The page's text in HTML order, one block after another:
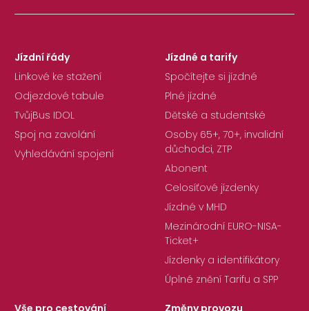
Jízdní řády
Linkové ke stažení
Odjezdové tabule
TvůjBus IDOL
Spoj na zavolání
Vyhledávání spojení
Jízdné a tarify
Spočítejte si jízdné
Plné jízdné
Dětské a studentské
Osoby 65+, 70+, invalidní
důchodci, ZTP
Abonent
Celosíťové jízdenky
Jízdné v MHD
Mezinárodní EURO-NISA-
Ticket+
Jízdenky a identifikátory
Úplné znění Tarifu a SPP
Vše pro cestování
Změny provozu